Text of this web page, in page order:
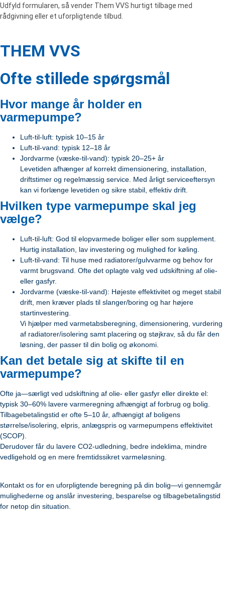
Udfyld formularen, så vender Them VVS hurtigt tilbage med
rådgivning eller et uforpligtende tilbud.
THEM VVS
Ofte stillede spørgsmål
Hvor mange år holder en
varmepumpe?
Luft-til-luft: typisk 10–15 år
Luft-til-vand: typisk 12–18 år
Jordvarme (væske-til-vand): typisk 20–25+ år
Levetiden afhænger af korrekt dimensionering, installation,
driftstimer og regelmæssig service. Med årligt serviceeftersyn
kan vi forlænge levetiden og sikre stabil, effektiv drift.
Hvilken type varmepumpe skal jeg
vælge?
Luft-til-luft: God til elopvarmede boliger eller som supplement.
Hurtig installation, lav investering og mulighed for køling.
Luft-til-vand: Til huse med radiatorer/gulvvarme og behov for
varmt brugsvand. Ofte det oplagte valg ved udskiftning af olie-
eller gasfyr.
Jordvarme (væske-til-vand): Højeste effektivitet og meget stabil
drift, men kræver plads til slanger/boring og har højere
startinvestering.
Vi hjælper med varmetabsberegning, dimensionering, vurdering
af radiatorer/isolering samt placering og støjkrav, så du får den
løsning, der passer til din bolig og økonomi.
Kan det betale sig at skifte til en
varmepumpe?
Ofte ja—særligt ved udskiftning af olie- eller gasfyr eller direkte el:
typisk 30–60% lavere varmeregning afhængigt af forbrug og bolig.
Tilbagebetalingstid er ofte 5–10 år, afhængigt af boligens
størrelse/isolering, elpris, anlægspris og varmepumpens effektivitet
(SCOP).
Derudover får du lavere CO2-udledning, bedre indeklima, mindre
vedligehold og en mere fremtidssikret varmeløsning.
Kontakt os for en uforpligtende beregning på din bolig—vi gennemgår
mulighederne og anslår investering, besparelse og tilbagebetalingstid
for netop din situation.